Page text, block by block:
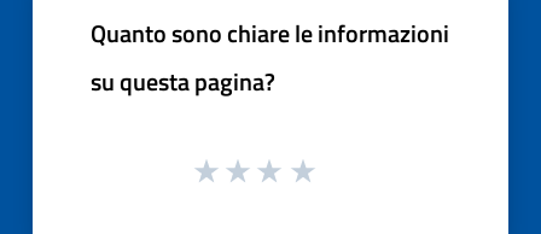
Quanto sono chiare le informazioni
su questa pagina?